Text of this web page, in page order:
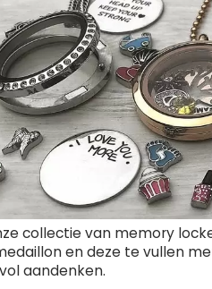
collectie van memory
en deze te vullen
aandenken.